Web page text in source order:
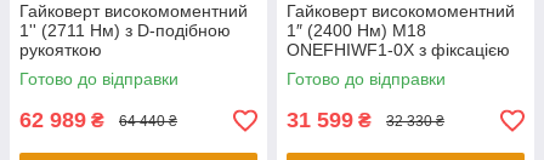
Гайковерт високомоментний
1'' (2711 Нм) з D-подібною
рукояткою
M18ONEFHIWF1D-0C FUEL
(каркас) MILW (без
Готово до відправки
62 989 ₴ 64 440 ₴
Гайковерт високомоментний
1″ (2400 Нм) M18
ONEFHIWF1-0X з фіксацією
кільцем ONE-KEY™ (каркас)
(без акумулятору та
Готово до відправки
31 599 ₴ 32 330 ₴